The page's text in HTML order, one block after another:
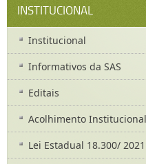
INSTITUCIONAL
Institucional
Informativos da SAS
Editais
Acolhimento
Lei Estadual 18.300/ 2021